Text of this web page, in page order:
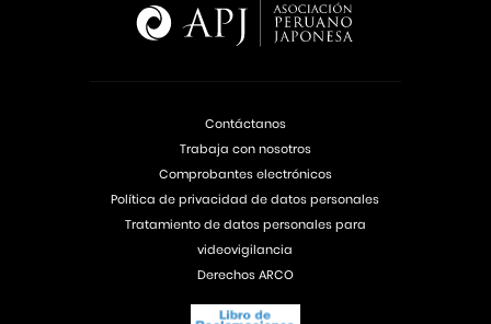
Contáctanos
Trabaja con nosotros
Comprobantes electrónicos
Política de privacidad de datos personales
Tratamiento de datos personales para
videovigilancia
Derechos ARCO